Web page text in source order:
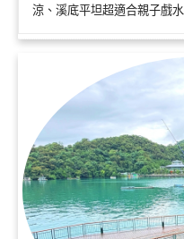
涼、溪底平坦超適合親子戲水